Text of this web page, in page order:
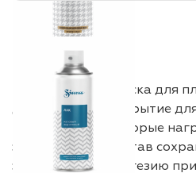
Термостойкая краска для
декоративное покрытие
поверхностей, которые
эксплуатации. Состав
эластичность и адгезию